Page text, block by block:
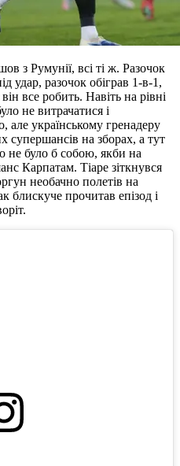
з Румунії, всі ті ж. Разочок
удар, разочок обіграв 1-в-1,
все робить. Навіть на рівні
не витрачатися і
але українському гренадеру
супершансів на зборах, а тут
не було б собою, якби на
Карпатам. Тіаре зіткнувся
необачно полетів на
прочитав епізод і